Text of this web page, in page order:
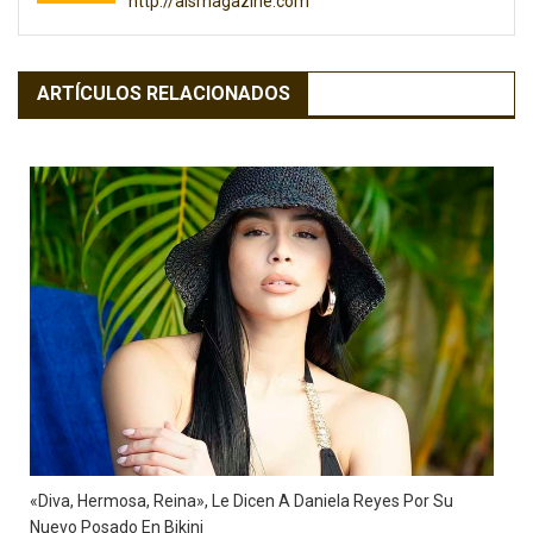
ARTÍCULOS RELACIONADOS
«Diva, Hermosa, Reina», Le Dicen A Daniela Reyes Por Su
Nuevo Posado En Bikini